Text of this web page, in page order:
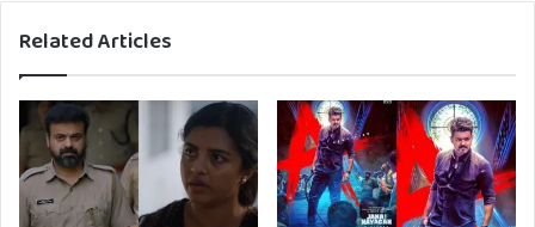
Related Articles